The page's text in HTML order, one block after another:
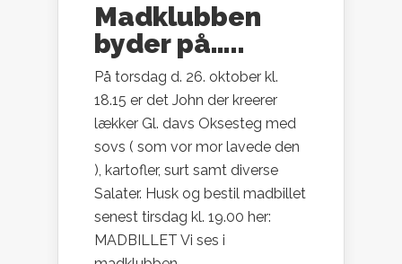
Madklubben
byder på…..
På torsdag d. 26. oktober kl.
18.15 er det John der kreerer
lækker Gl. davs Oksesteg med
sovs ( som vor mor lavede den
), kartofler, surt samt diverse
Salater. Husk og bestil madbillet
senest tirsdag kl. 19.00 her:
MADBILLET Vi ses i